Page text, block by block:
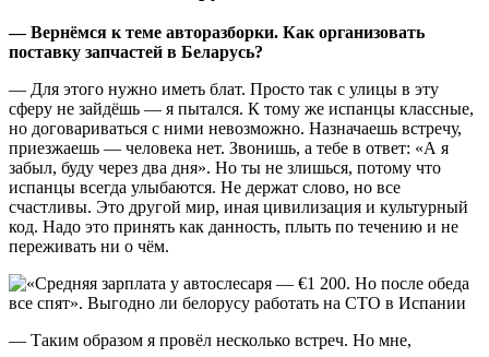
— Вернёмся к теме авторазборки. Как организовать
поставку запчастей в Беларусь?
— Для этого нужно иметь блат. Просто так с улицы в эту
сферу не зайдёшь — я пытался. К тому же испанцы классные,
но договариваться с ними невозможно. Назначаешь встречу,
приезжаешь — человека нет. Звонишь, а тебе в ответ: «А я
забыл, буду через два дня». Но ты не злишься, потому что
испанцы всегда улыбаются. Не держат слово, но все
счастливы. Это другой мир, иная цивилизация и культурный
код. Надо это принять как данность, плыть по течению и не
переживать ни о чём.
— Таким образом я провёл несколько встреч. Но мне,